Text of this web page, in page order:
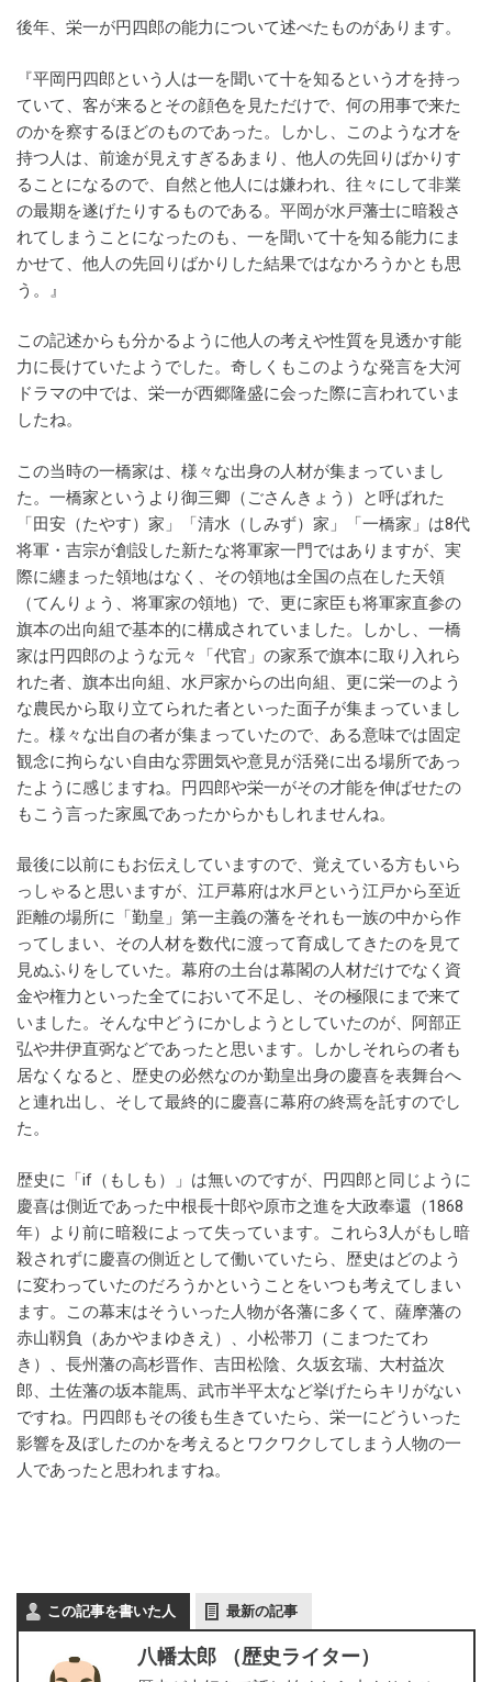
後年、栄一が円四郎の能力について述べたものがあります。
『平岡円四郎という人は一を聞いて十を知るという才を持っ
ていて、客が来るとその顔色を見ただけで、何の用事で来た
のかを察するほどのものであった。しかし、このような才を
持つ人は、前途が見えすぎるあまり、他人の先回りばかりす
ることになるので、自然と他人には嫌われ、往々にして非業
の最期を遂げたりするものである。平岡が水戸藩士に暗殺さ
れてしまうことになったのも、一を聞いて十を知る能力にま
かせて、他人の先回りばかりした結果ではなかろうかとも思
う。』
この記述からも分かるように他人の考えや性質を見透かす能
力に長けていたようでした。奇しくもこのような発言を大河
ドラマの中では、栄一が西郷隆盛に会った際に言われていま
したね。
この当時の一橋家は、様々な出身の人材が集まっていまし
た。一橋家というより御三卿（ごさんきょう）と呼ばれた
「田安（たやす）家」「清水（しみず）家」「一橋家」は8代
将軍・吉宗が創設した新たな将軍家一門ではありますが、実
際に纏まった領地はなく、その領地は全国の点在した天領
（てんりょう、将軍家の領地）で、更に家臣も将軍家直参の
旗本の出向組で基本的に構成されていました。しかし、一橋
家は円四郎のような元々「代官」の家系で旗本に取り入れら
れた者、旗本出向組、水戸家からの出向組、更に栄一のよう
な農民から取り立てられた者といった面子が集まっていまし
た。様々な出自の者が集まっていたので、ある意味では固定
観念に拘らない自由な雰囲気や意見が活発に出る場所であっ
たように感じますね。円四郎や栄一がその才能を伸ばせたの
もこう言った家風であったからかもしれませんね。
最後に以前にもお伝えしていますので、覚えている方もいら
っしゃると思いますが、江戸幕府は水戸という江戸から至近
距離の場所に「勤皇」第一主義の藩をそれも一族の中から作
ってしまい、その人材を数代に渡って育成してきたのを見て
見ぬふりをしていた。幕府の土台は幕閣の人材だけでなく資
金や権力といった全てにおいて不足し、その極限にまで来て
いました。そんな中どうにかしようとしていたのが、阿部正
弘や井伊直弼などであったと思います。しかしそれらの者も
居なくなると、歴史の必然なのか勤皇出身の慶喜を表舞台へ
と連れ出し、そして最終的に慶喜に幕府の終焉を託すのでし
た。
歴史に「if（もしも）」は無いのですが、円四郎と同じように
慶喜は側近であった中根長十郎や原市之進を大政奉還（1868
年）より前に暗殺によって失っています。これら3人がもし暗
殺されずに慶喜の側近として働いていたら、歴史はどのよう
に変わっていたのだろうかということをいつも考えてしまい
ます。この幕末はそういった人物が各藩に多くて、薩摩藩の
赤山靱負（あかやまゆきえ）、小松帯刀（こまつたてわ
き）、長州藩の高杉晋作、吉田松陰、久坂玄瑞、大村益次
郎、土佐藩の坂本龍馬、武市半平太など挙げたらキリがない
ですね。円四郎もその後も生きていたら、栄一にどういった
影響を及ぼしたのかを考えるとワクワクしてしまう人物の一
人であったと思われますね。
この記事を書いた人 最新の記事
八幡太郎 （歴史ライター）